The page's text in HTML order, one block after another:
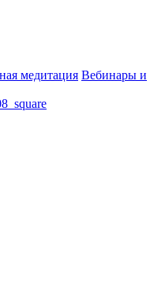
медитация Вебинары и